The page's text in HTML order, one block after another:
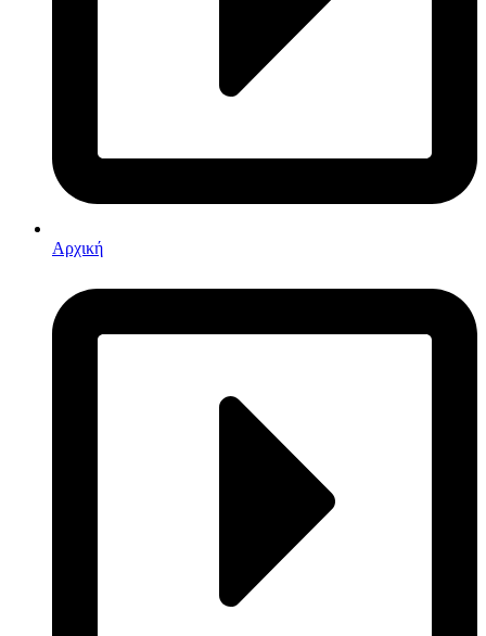
Αρχική